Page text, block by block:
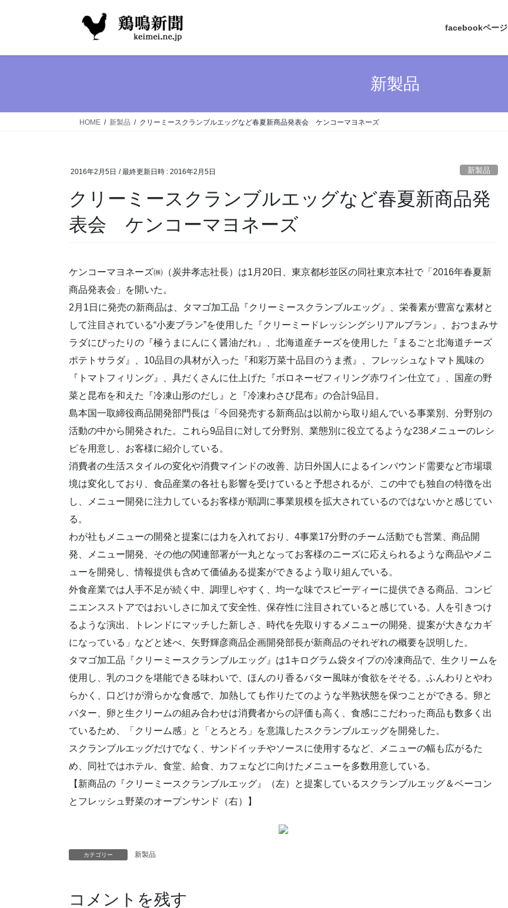
facebookページ
新製品
HOME 新製品 クリーミースクランブルエッグなど春夏新商品発表会 ケンコーマヨネーズ
2016年2月5日 / 最終更新日時 : 2016年2月5日 新製品
クリーミースクランブルエッグなど春夏新商品発
表会 ケンコーマヨネーズ
ケンコーマヨネーズ㈱（炭井孝志社長）は1月20日、東京都杉並区の同社東京本社で「2016年春夏新
商品発表会」を開いた。
2月1日に発売の新商品は、タマゴ加工品『クリーミースクランブルエッグ』、栄養素が豊富な素材と
して注目されている“小麦ブラン”を使用した『クリーミードレッシングシリアルブラン』、おつまみサ
ラダにぴったりの『極うまにんにく醤油だれ』、北海道産チーズを使用した『まるごと北海道チーズ
ポテトサラダ』、10品目の具材が入った『和彩万菜十品目のうま煮』、フレッシュなトマト風味の
『トマトフィリング』、具だくさんに仕上げた『ボロネーゼフィリング赤ワイン仕立て』、国産の野
菜と昆布を和えた『冷凍山形のだし』と『冷凍わさび昆布』の合計9品目。
島本国一取締役商品開発部門長は「今回発売する新商品は以前から取り組んでいる事業別、分野別の
活動の中から開発された。これら9品目に対して分野別、業態別に役立てるような238メニューのレシ
ピを用意し、お客様に紹介している。
消費者の生活スタイルの変化や消費マインドの改善、訪日外国人によるインバウンド需要など市場環
境は変化しており、食品産業の各社も影響を受けていると予想されるが、この中でも独自の特徴を出
し、メニュー開発に注力しているお客様が順調に事業規模を拡大されているのではないかと感じてい
る。
わが社もメニューの開発と提案には力を入れており、4事業17分野のチーム活動でも営業、商品開
発、メニュー開発、その他の関連部署が一丸となってお客様のニーズに応えられるような商品やメニ
ューを開発し、情報提供も含めて価値ある提案ができるよう取り組んでいる。
外食産業では人手不足が続く中、調理しやすく、均一な味でスピーディーに提供できる商品、コンビ
ニエンスストアではおいしさに加えて安全性、保存性に注目されていると感じている。人を引きつけ
るような演出、トレンドにマッチした新しさ、時代を先取りするメニューの開発、提案が大きなカギ
になっている」などと述べ、矢野輝彦商品企画開発部長が新商品のそれぞれの概要を説明した。
タマゴ加工品『クリーミースクランブルエッグ』は1キログラム袋タイプの冷凍商品で、生クリームを
使用し、乳のコクを堪能できる味わいで、ほんのり香るバター風味が食欲をそそる。ふんわりとやわ
らかく、口どけが滑らかな食感で、加熱しても作りたてのような半熟状態を保つことができる。卵と
バター、卵と生クリームの組み合わせは消費者からの評価も高く、食感にこだわった商品も数多く出
ているため、「クリーム感」と「とろとろ」を意識したスクランブルエッグを開発した。
スクランブルエッグだけでなく、サンドイッチやソースに使用するなど、メニューの幅も広がるた
め、同社ではホテル、食堂、給食、カフェなどに向けたメニューを多数用意している。
【新商品の『クリーミースクランブルエッグ』（左）と提案しているスクランブルエッグ＆ベーコン
とフレッシュ野菜のオープンサンド（右）】
カテゴリー 新製品
コメントを残す